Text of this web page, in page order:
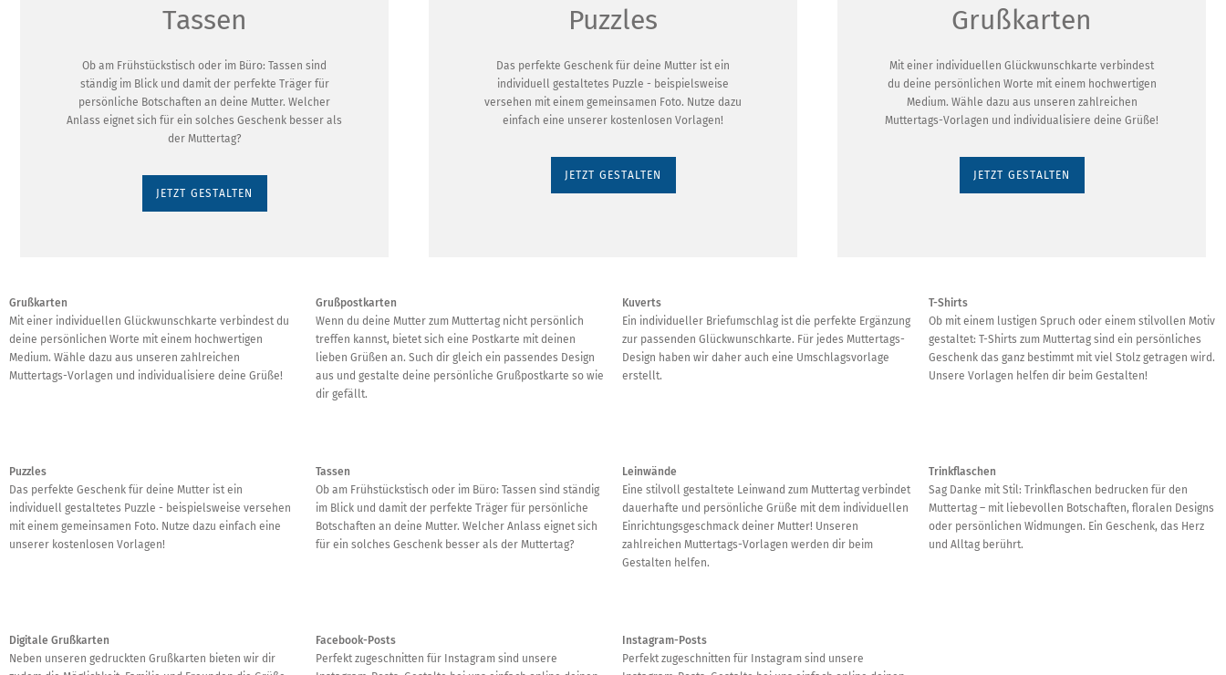
Tassen
Ob am Frühstückstisch oder im Büro: Tassen sind
ständig im Blick und damit der perfekte Träger für
persönliche Botschaften an deine Mutter. Welcher
Anlass eignet sich für ein solches Geschenk besser als
der Muttertag?
JETZT GESTALTEN
Puzzles
Das perfekte Geschenk für deine Mutter ist ein
individuell gestaltetes Puzzle - beispielsweise
versehen mit einem gemeinsamen Foto. Nutze dazu
einfach eine unserer kostenlosen Vorlagen!
JETZT GESTALTEN
Grußkarten
Mit einer individuellen Glückwunschkarte verbindest
du deine persönlichen Worte mit einem hochwertigen
Medium. Wähle dazu aus unseren zahlreichen
Muttertags-Vorlagen und individualisiere deine Grüße!
JETZT GESTALTEN
Grußkarten
Mit einer individuellen Glückwunschkarte verbindest du
deine persönlichen Worte mit einem hochwertigen
Medium. Wähle dazu aus unseren zahlreichen
Muttertags-Vorlagen und individualisiere deine Grüße!
Grußpostkarten
Wenn du deine Mutter zum Muttertag nicht persönlich
treffen kannst, bietet sich eine Postkarte mit deinen
lieben Grüßen an. Such dir gleich ein passendes Design
aus und gestalte deine persönliche Grußpostkarte so wie
dir gefällt.
Kuverts
Ein individueller Briefumschlag ist die perfekte Ergänzung
zur passenden Glückwunschkarte. Für jedes Muttertags-
Design haben wir daher auch eine Umschlagsvorlage
erstellt.
T-Shirts
Ob mit einem lustigen Spruch oder einem stilvollen Motiv
gestaltet: T-Shirts zum Muttertag sind ein persönliches
Geschenk das ganz bestimmt mit viel Stolz getragen wird.
Unsere Vorlagen helfen dir beim Gestalten!
Puzzles
Das perfekte Geschenk für deine Mutter ist ein
individuell gestaltetes Puzzle - beispielsweise versehen
mit einem gemeinsamen Foto. Nutze dazu einfach eine
unserer kostenlosen Vorlagen!
Tassen
Ob am Frühstückstisch oder im Büro: Tassen sind ständig
im Blick und damit der perfekte Träger für persönliche
Botschaften an deine Mutter. Welcher Anlass eignet sich
für ein solches Geschenk besser als der Muttertag?
Leinwände
Eine stilvoll gestaltete Leinwand zum Muttertag verbindet
dauerhafte und persönliche Grüße mit dem individuellen
Einrichtungsgeschmack deiner Mutter! Unseren
zahlreichen Muttertags-Vorlagen werden dir beim
Gestalten helfen.
Trinkflaschen
Sag Danke mit Stil: Trinkflaschen bedrucken für den
Muttertag – mit liebevollen Botschaften, floralen Designs
oder persönlichen Widmungen. Ein Geschenk, das Herz
und Alltag berührt.
Digitale Grußkarten
Neben unseren gedruckten Grußkarten bieten wir dir
Facebook-Posts
Perfekt zugeschnitten für Instagram sind unsere
Instagram-Posts
Perfekt zugeschnitten für Instagram sind unsere